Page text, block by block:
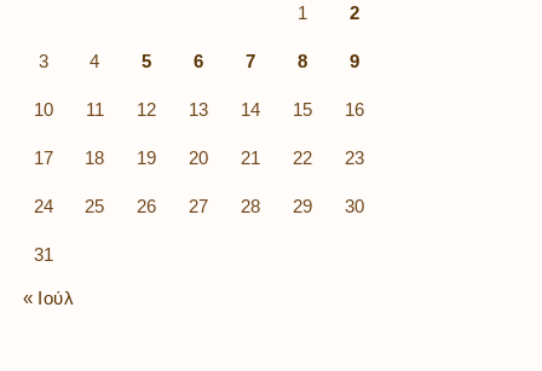
1 2
3 4 5 6 7 8 9
10 11 12 13 14 15 16
17 18 19 20 21 22 23
24 25 26 27 28 29 30
31
« Ιούλ